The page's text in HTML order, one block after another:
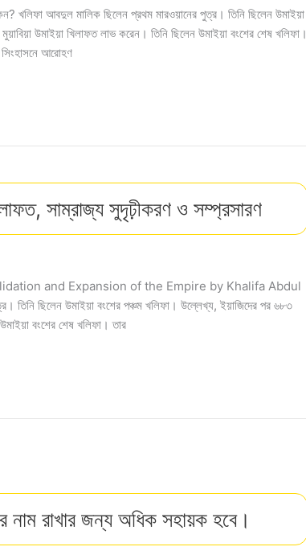
খলিফা আবদুল মালিক ছিলেন প্রথম মারওয়ানের পুত্র। তিনি ছিলেন উমাইয়া
উমাইয়া খিলাফত লাভ করেন। তিনি ছিলেন উমাইয়া বংশের শেষ খলিফা।
সিংহাসনে আরোহণ
সাম্রাজ্য সুদৃঢ়ীকরণ ও সম্প্রসারণ
and Expansion of the Empire by Khalifa Abdul
তিনি ছিলেন উমাইয়া বংশের পঞ্চম খলিফা। উল্লেখ্য, ইয়াজিদের পর ৬৮৩
উমাইয়া বংশের শেষ খলিফা। তার
নাম রাখার জন্য অধিক সহায়ক হবে।